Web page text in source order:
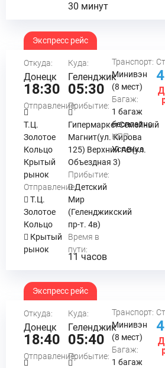
30 минут
Экспресс рейс
Откуда:
Донецк
18:30
Отправление:
Т.Ц.
Золотое
Кольцо
Крытый
рынок
Отправление:
Т.Ц.
Золотое
Кольцо
Крытый
рынок
Куда:
Геленджик
05:30
Прибытие:
ГипермаркетСемейный
Магнит(ул. Кирова
125) Верхний АВ(ул.
Объездная 3)
Прибытие:
Детский
Мир
(Геленджикский
пр-т. 4в)
Время в
пути:
11 часов
Транспорт:
Минивэн
(8 мест)
Багаж:
1 багаж
бесплатно
КПП:
Успенка
Экспресс рейс
Откуда:
Донецк
18:40
Отправление:
Куда:
Геленджик
05:40
Прибытие:
Транспорт:
Минивэн
(8 мест)
Багаж:
1 багаж